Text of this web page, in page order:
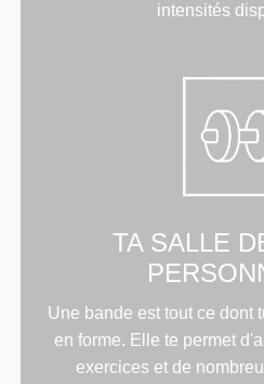
intensités
TA SALLE
Une bande est tout ce dont
en forme. Elle te permet
exercices et de